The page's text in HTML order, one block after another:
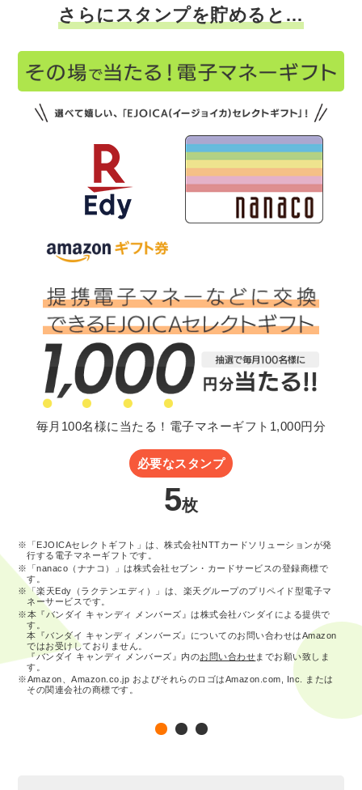
さらにスタンプを貯めると…
毎月100名様に当たる！電子マネーギフト1,000円分
必要なスタンプ
5枚
※「EJOICAセレクトギフト」は、株式会社NTTカードソリューションが発
行する電子マネーギフトです。
※「nanaco（ナナコ）」は株式会社セブン・カードサービスの登録商標で
す。
※「楽天Edy（ラクテンエディ）」は、楽天グループのプリペイド型電子マ
ネーサービスです。
※本『バンダイ キャンディ メンバーズ』は株式会社バンダイによる提供で
す。
本『バンダイ キャンディ メンバーズ』についてのお問い合わせはAmazon
ではお受けしておりません。
『バンダイ キャンディ メンバーズ』内のお問い合わせまでお願い致しま
す。
※Amazon、Amazon.co.jp およびそれらのロゴはAmazon.com, Inc. または
その関連会社の商標です。